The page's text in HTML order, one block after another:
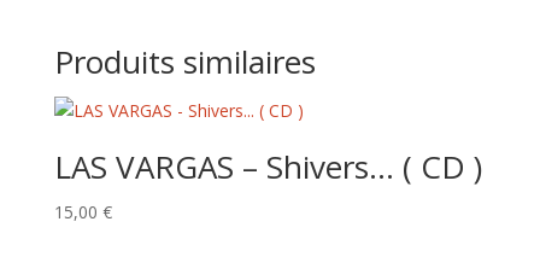
Produits similaires
LAS VARGAS – Shivers… ( CD )
15,00 €